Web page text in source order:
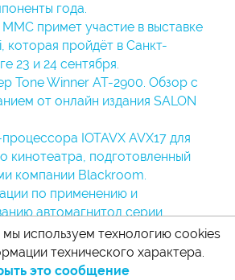
года.
примет участие в выставке
которая пройдёт в Санкт-
23 и 24 сентября.
Tone Winner AT-2900. Обзор с
от онлайн издания SALON
IOTAVX AVX17 для
кинотеатра, подготовленный
компании Blackroom.
по применению и
автомагнитол серии
используем технологию cookies
технического характера.
это сообщение